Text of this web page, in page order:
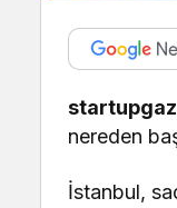
nereden
İstanbul,